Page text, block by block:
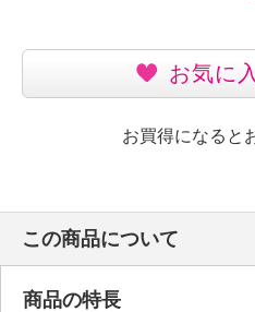
お気に
お買得になると
この商品について
商品の特長